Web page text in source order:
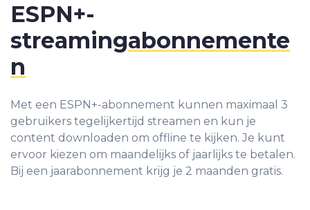
ESPN+-
streamingabonnemente
n
Met een ESPN+-abonnement kunnen maximaal 3
gebruikers tegelijkertijd streamen en kun je
content downloaden om offline te kijken. Je kunt
ervoor kiezen om maandelijks of jaarlijks te betalen.
Bij een jaarabonnement krijg je 2 maanden gratis.